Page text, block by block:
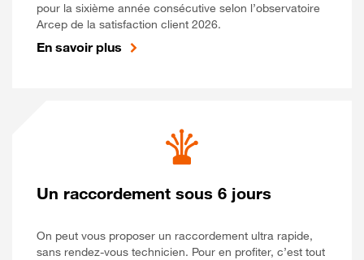
pour la sixième année consécutive selon l’observatoire
Arcep de la satisfaction client 2026.
En savoir plus
Un raccordement sous 6 jours
On peut vous proposer un raccordement ultra rapide,
sans rendez-vous technicien. Pour en profiter, c’est tout